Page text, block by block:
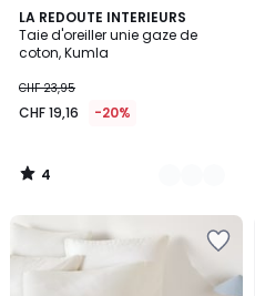
LA REDOUTE INTERIEURS
Taie d'oreiller unie gaze de
coton, Kumla
CHF 23,95
CHF 19,16 -20%
4
/
5
17
Couleurs
4
/